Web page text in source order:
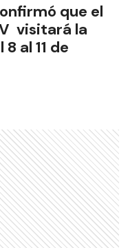
que el
visitará la
al 11 de